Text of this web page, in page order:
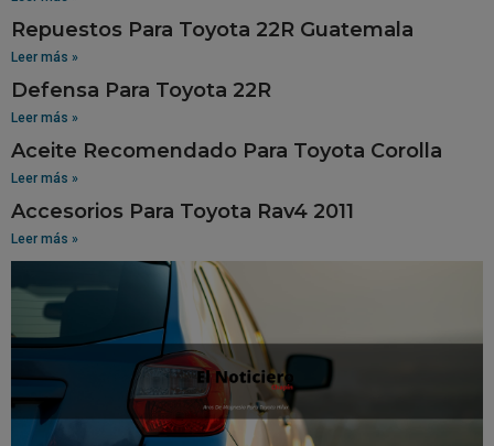
Repuestos Para Toyota 22R Guatemala
Leer más »
Defensa Para Toyota 22R
Leer más »
Aceite Recomendado Para Toyota Corolla
Leer más »
Accesorios Para Toyota Rav4 2011
Leer más »